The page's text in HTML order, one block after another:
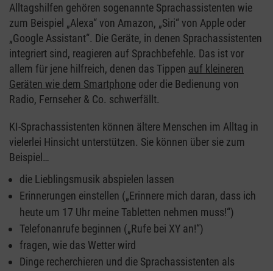
Alltagshilfen gehören sogenannte Sprachassistenten wie
zum Beispiel „Alexa“ von Amazon, „Siri“ von Apple oder
„Google Assistant“. Die Geräte, in denen Sprachassistenten
integriert sind, reagieren auf Sprachbefehle. Das ist vor
allem für jene hilfreich, denen das Tippen auf kleineren
Geräten wie dem Smartphone oder die Bedienung von
Radio, Fernseher & Co. schwerfällt.
KI-Sprachassistenten können ältere Menschen im Alltag in
vielerlei Hinsicht unterstützen. Sie können über sie zum
Beispiel…
die Lieblingsmusik abspielen lassen
Erinnerungen einstellen („Erinnere mich daran, dass ich
heute um 17 Uhr meine Tabletten nehmen muss!“)
Telefonanrufe beginnen („Rufe bei XY an!“)
fragen, wie das Wetter wird
Dinge recherchieren und die Sprachassistenten als